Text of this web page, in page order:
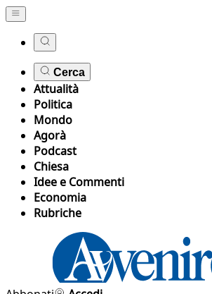
Cerca
Attualità
Politica
Mondo
Agorà
Podcast
Chiesa
Idee e Commenti
Economia
Rubriche